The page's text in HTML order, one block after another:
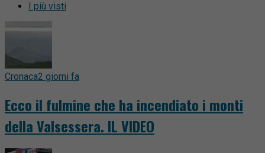
I più visti
Cronaca2 giorni fa
Ecco il fulmine che ha incendiato i monti
della Valsessera. IL VIDEO